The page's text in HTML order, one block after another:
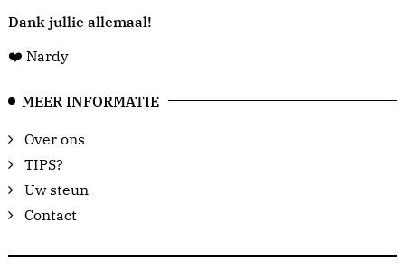
Dank jullie allemaal!
❤️ Nardy
MEER INFORMATIE
Over ons
TIPS?
Uw steun
Contact